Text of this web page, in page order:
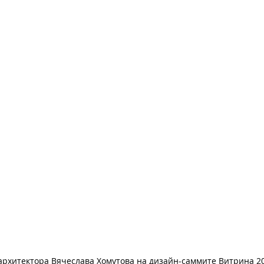
Вячеслава Хомутова на дизайн-саммите Витрина